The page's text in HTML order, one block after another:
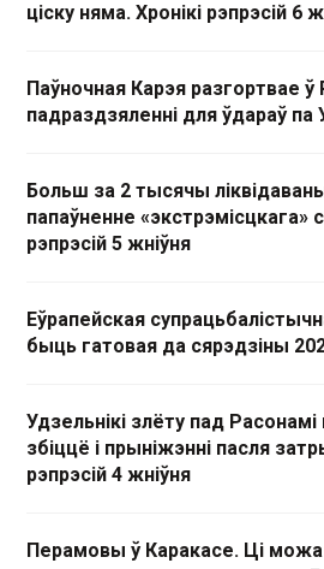
ціску няма. Хронікі рэпрэсій 6
Паўночная Карэя разгортвае
падраздзяленні для ўдараў па
Больш за 2 тысячы
папаўненне «экстрэмісцкага»
рэпрэсій 5 жніўня
Еўрапейская
быць гатовая да сярэдзіны
Удзельнікі злёту пад Расонамі
збіццё і прыніжэнні пасля
рэпрэсій 4 жніўня
Перамовы ў Каракасе. Ці можа